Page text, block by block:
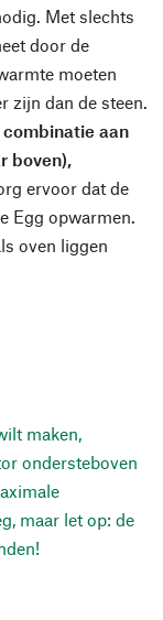
Met slechts
door de
moeten
zijn dan de steen.
combinatie aan
boven),
ervoor dat de
Egg opwarmen.
oven liggen
maken,
ondersteboven
maar let op: de